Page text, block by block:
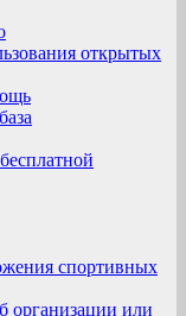
открытых
спортивных
организации или